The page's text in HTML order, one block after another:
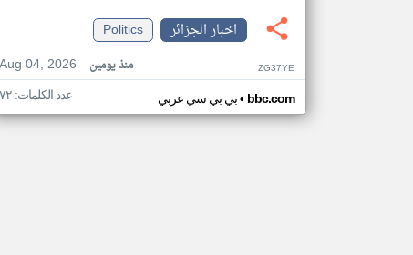
اخبار الجزائر
Politics
Aug 04, 2026
منذ يومين ZG37YE
بي بي سي عربي• bbc.com عدد الكلمات: ٧٢